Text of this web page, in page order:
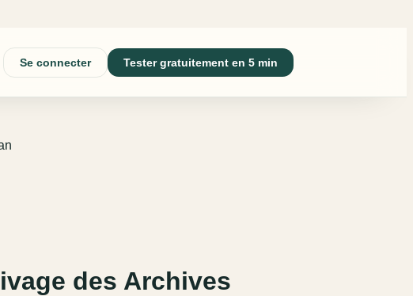
Se connecter Tester gratuitement en 5 min
des Archives